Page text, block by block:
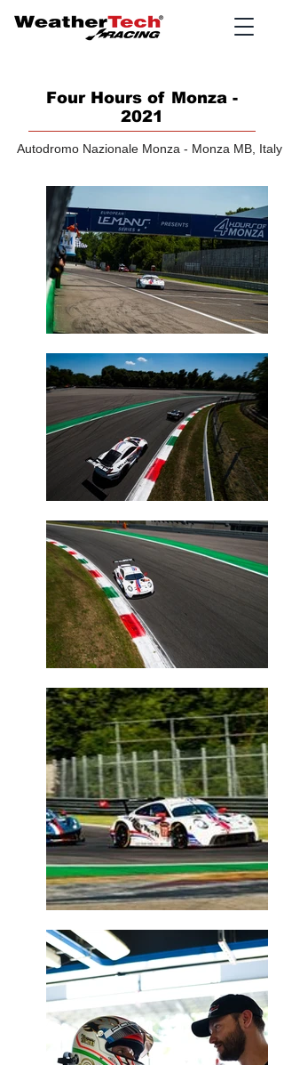
Four Hours of Monza -
2021
Autodromo Nazionale Monza - Monza MB, Italy